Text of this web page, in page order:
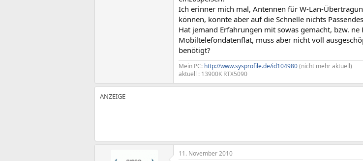
Ich erinner mich mal, Antennen für W-Lan-
können, konnte aber auf die Schnelle nichts
Hat jemand Erfahrungen mit sowas gemacht, bzw.
Mobiltelefondatenflat, muss aber nicht voll
benötigt?
Mein PC: http://www.sysprofile.de/id104980(nicht mehr aktuell)
aktuell : 13900K RTX5090
11. November 2010